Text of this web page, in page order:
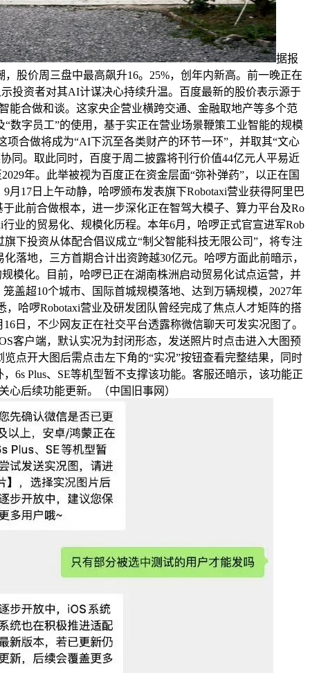
据报
股价周三盘中最高飙升16。25%，创年内新高。前一晚正在
投资者对其AI计谋决心持续升温。百度最新的股价表示源于
能合做和谈。这家央企营业横跨交通、金融取地产等多个范
数字员工”的使用，基于实正在营业场景鞭策工业智能的规模
合做将成为“AI下沉至各类财产的环节一环”，并取其“文心
同。取此同时，百度于周二披露将刊行价值44亿元人平易近
年。此举被视为百度正在资金层面“弥补弹药”，以正在国
17日上午动静，哈啰颁布发表旗下Robotaxi营业获得阿里巴
此前合做根本，进一步深化正在智驾大模子、算力平台及Ro
业的贸易化、规模化历程。本年6月，哈啰正式官宣进军Rob
下投资从体配合倡议成立“制父智能科技无限公司”，将专注
落地，三方首期合计出资跨越30亿元。哈啰方面此前暗示，
模化。目前，哈啰已正在湖南株洲启动贸易化试点运营，并
盖超10个城市、国际首城规模落地、达到万辆规模，2027年
，哈啰Robotaxi营业及研发团队曾经完成了焦点人才矩阵的搭
日，不少网友正在社交平台透露称微信聊天可发实况图了。
客户端，默认实况为封闭形态，发送照片时点击进入大图预
点开大图后需点击左下角的“实况”按钮查看完整结果，同时
6s Plus、SE等机型暂不支撑该功能。客服还暗示，该功能正
心后续功能更新。（中国旧事网）